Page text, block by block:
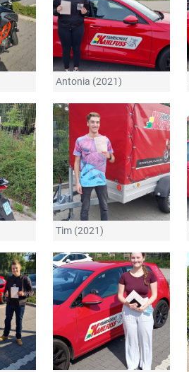
Antonia (2021)
Tim (2021)